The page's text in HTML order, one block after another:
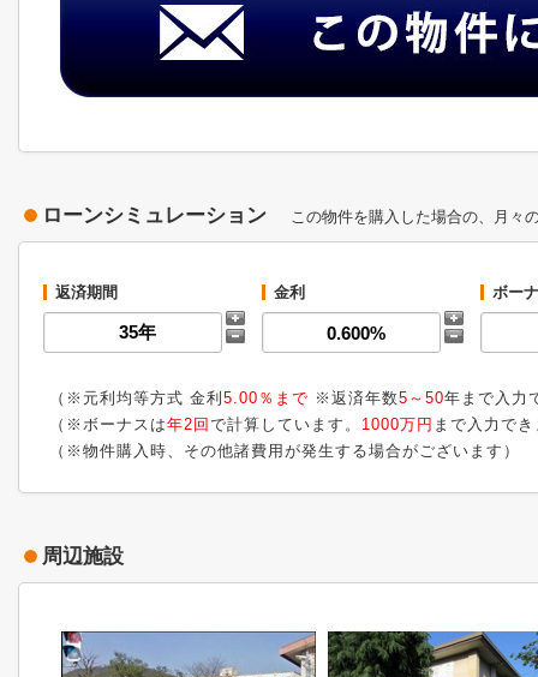
ローンシミュレーション この物件を購入した場合の、月々
返済期間 金利 ボー
（※元利均等方式 金利 5.00％まで ※返済年数5～50年まで入力
（※ボーナスは年2回 で計算しています。 1000万円 まで入力で
（※物件購入時、その他諸費用が発生する場合がございます）
周辺施設